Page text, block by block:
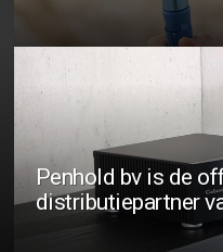
Penhold bv is de
distributiepartner